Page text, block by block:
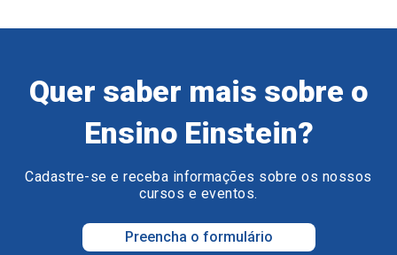
Quer saber mais sobre o
Ensino Einstein?
Cadastre-se e receba informações sobre os nossos
cursos e eventos.
Preencha o formulário